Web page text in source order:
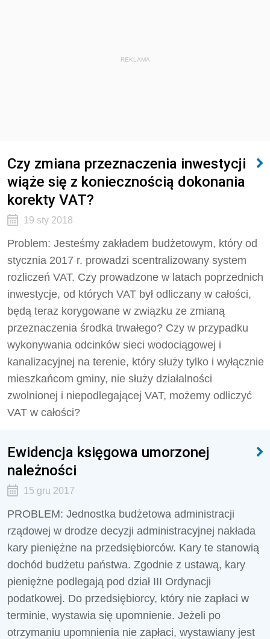
REKLAMA
Czy zmiana przeznaczenia inwestycji
wiąże się z koniecznością dokonania
korekty VAT?
19 sty 2018
Problem: Jesteśmy zakładem budżetowym, który od
stycznia 2017 r. prowadzi scentralizowany system
rozliczeń VAT. Czy prowadzone w latach poprzednich
inwestycje, od których VAT był odliczany w całości,
będą teraz korygowane w związku ze zmianą
przeznaczenia środka trwałego? Czy w przypadku
wykonywania odcinków sieci wodociągowej i
kanalizacyjnej na terenie, który służy tylko i wyłącznie
mieszkańcom gminy, nie służy działalności
zwolnionej i niepodlegającej VAT, możemy odliczyć
VAT w całości?
Ewidencja księgowa umorzonej
należności
15 gru 2017
PROBLEM: Jednostka budżetowa administracji
rządowej w drodze decyzji administracyjnej nakłada
kary pieniężne na przedsiębiorców. Kary te stanowią
dochód budżetu państwa. Zgodnie z ustawą, kary
pieniężne podlegają pod dział III Ordynacji
podatkowej. Do przedsiębiorcy, który nie zapłaci w
terminie, wystawia się upomnienie. Jeżeli po
otrzymaniu upomnienia nie zapłaci, wystawiany jest